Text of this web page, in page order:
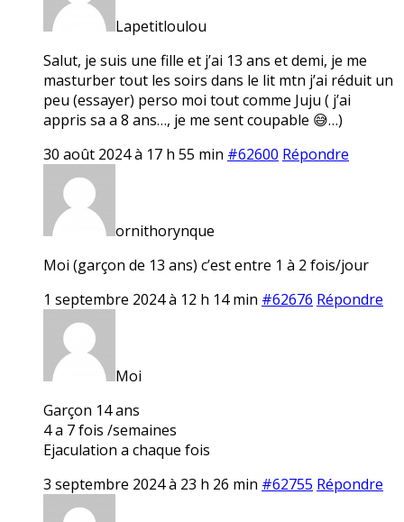
Lapetitloulou
Salut, je suis une fille et j’ai 13 ans et demi, je me
masturber tout les soirs dans le lit mtn j’ai réduit un
peu (essayer) perso moi tout comme Juju ( j’ai
appris sa a 8 ans…, je me sent coupable 😅…)
30 août 2024 à 17 h 55 min #62600 Répondre
ornithorynque
Moi (garçon de 13 ans) c’est entre 1 à 2 fois/jour
1 septembre 2024 à 12 h 14 min #62676 Répondre
Moi
Garçon 14 ans
4 a 7 fois /semaines
Ejaculation a chaque fois
3 septembre 2024 à 23 h 26 min #62755 Répondre